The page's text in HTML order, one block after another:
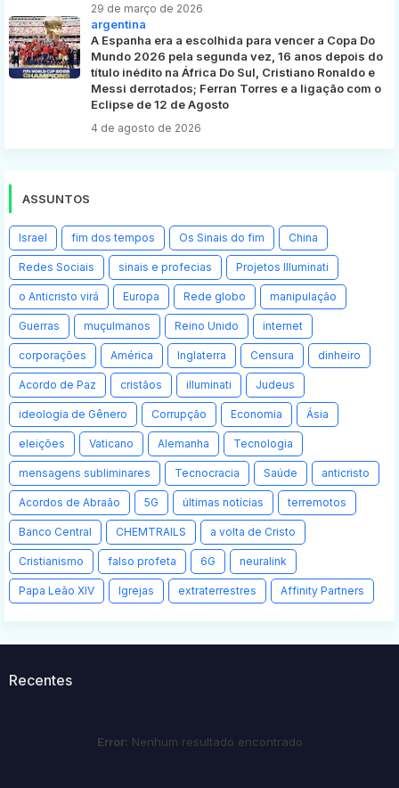
29 de março de 2026
argentina
A Espanha era a escolhida para vencer a Copa Do
Mundo 2026 pela segunda vez, 16 anos depois do
título inédito na África Do Sul, Cristiano Ronaldo e
Messi derrotados; Ferran Torres e a ligação com o
Eclipse de 12 de Agosto
4 de agosto de 2026
ASSUNTOS
Israel fim dos tempos Os Sinais do fim China
Redes Sociais sinais e profecias Projetos Illuminati
o Anticristo virá Europa Rede globo manipulação
Guerras muçulmanos Reino Unido internet
corporações América Inglaterra Censura dinheiro
Acordo de Paz cristãos illuminati Judeus
ideologia de Gênero Corrupção Economia Ásia
eleições Vaticano Alemanha Tecnologia
mensagens subliminares Tecnocracia Saúde anticristo
Acordos de Abraão 5G últimas notícias terremotos
Banco Central CHEMTRAILS a volta de Cristo
Cristianismo falso profeta 6G neuralink
Papa Leão XIV Igrejas extraterrestres Affinity Partners
Recentes
Error: Nenhum resultado encontrado